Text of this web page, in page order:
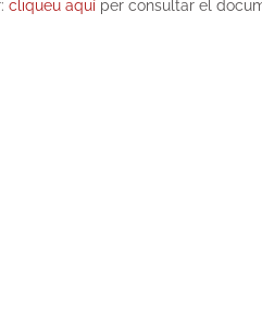
cliqueu aquí per consultar el